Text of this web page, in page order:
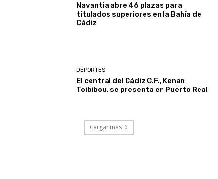
Navantia abre 46 plazas para
titulados superiores en la Bahía de
Cádiz
DEPORTES
El central del Cádiz C.F., Kenan
Toibibou, se presenta en Puerto Real
Cargar más